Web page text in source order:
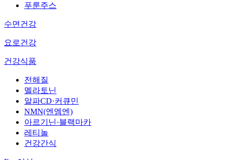
푸룬주스
수면건강
요로건강
건강식품
전해질
멜라토닌
알파CD·커큐민
NMN(엔엠엔)
아르기닌·블랙마카
레티놀
건강간식